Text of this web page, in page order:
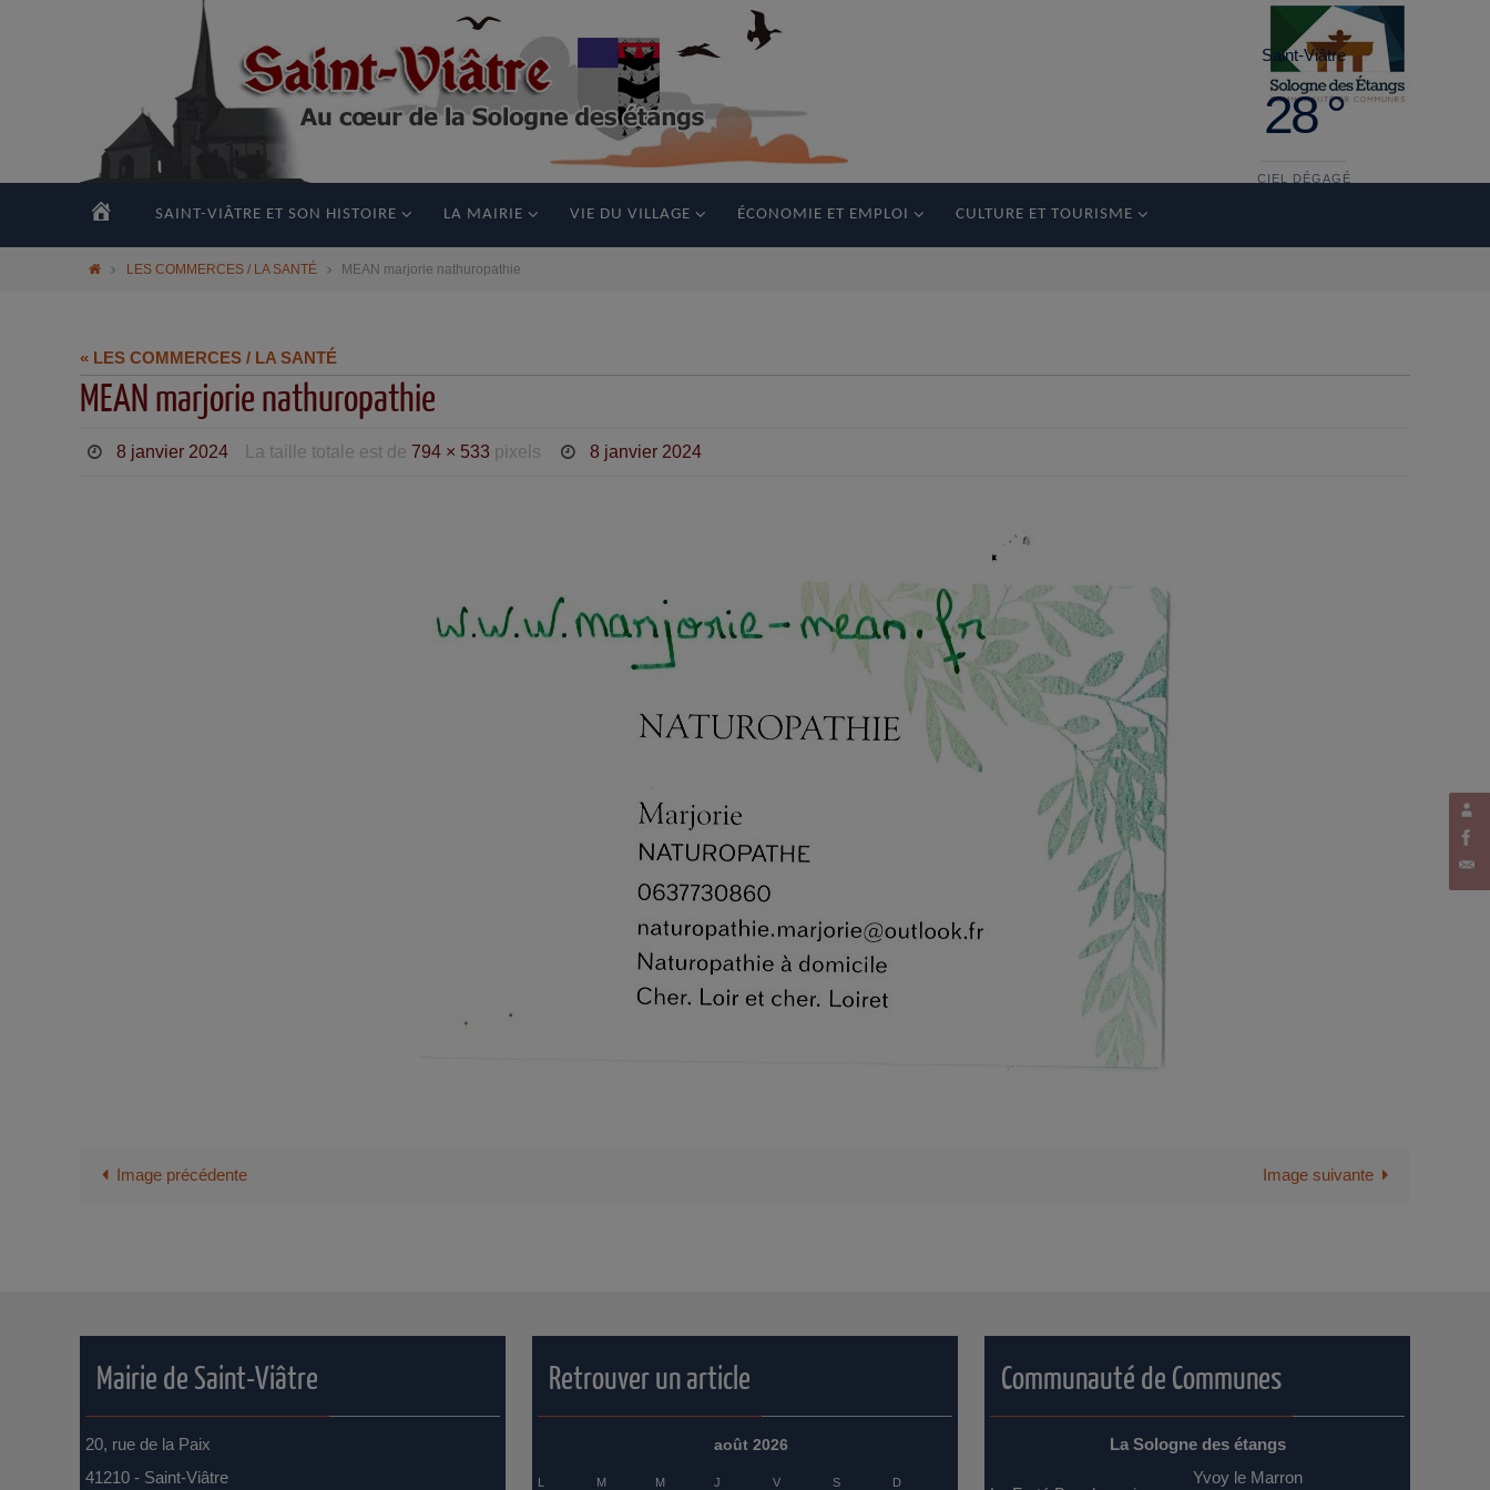
Saint-Viâtre
28 °
CIEL DÉGAGÉ
samedi 33°15 °
ACCUEILSAINT-VIÂTRE ET SON HISTOIRE LA MAIRIE VIE DU VILLAGE ÉCONOMIE ET EMPLOI CULTURE ET TOURISME
LES COMMERCES / LA SANTÉ MEAN marjorie nathuropathie
« LES COMMERCES / LA SANTÉ
MEAN marjorie nathuropathie
8 janvier 2024 La taille totale est de 794 × 533 pixels 8 janvier 2024
Image précédente Image suivante
Mairie de Saint-Viâtre
20, rue de la Paix
41210 - Saint-Viâtre
Retrouver un article
août 2026
L M M J V S D
Communauté de Communes
La Sologne des étangs
Yvoy le Marron